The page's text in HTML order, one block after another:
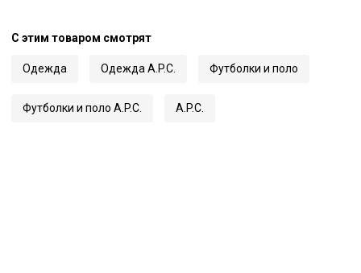
С этим товаром смотрят
Одежда Одежда A.P.C. Футболки и поло
Футболки и поло A.P.C. A.P.C.